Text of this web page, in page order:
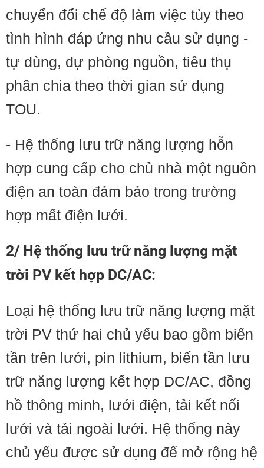
chuyển đổi chế độ làm việc tùy theo
tình hình đáp ứng nhu cầu sử dụng -
tự dùng, dự phòng nguồn, tiêu thụ
phân chia theo thời gian sử dụng
TOU.
- Hệ thống lưu trữ năng lượng hỗn
hợp cung cấp cho chủ nhà một nguồn
điện an toàn đảm bảo trong trường
hợp mất điện lưới.
2/ Hệ thống lưu trữ năng lượng mặt
trời PV kết hợp DC/AC:
Loại hệ thống lưu trữ năng lượng mặt
trời PV thứ hai chủ yếu bao gồm biến
tần trên lưới, pin lithium, biến tần lưu
trữ năng lượng kết hợp DC/AC, đồng
hồ thông minh, lưới điện, tải kết nối
lưới và tải ngoài lưới. Hệ thống này
chủ yếu được sử dụng để mở rộng hệ